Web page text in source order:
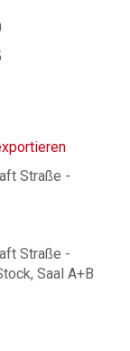
Straße -
Straße -
Saal A+B